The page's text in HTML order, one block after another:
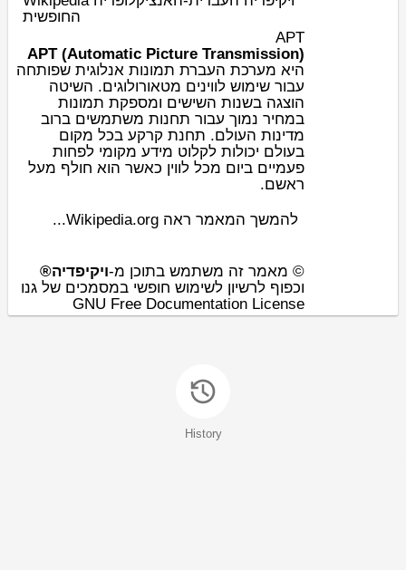
החופשית
APT
(APT (Automatic Picture Transmission
היא מערכת העברת תמונות אנלוגית שפותחה
עבור שימוש לווינים מטאורולוגים. השיטה
הוצגה בשנות השישים ומספקת תמונות
במחיר נמוך עבור תחנות משתמשים ברוב
מדינות העולם. תחנת קרקע בכל מקום
בעולם יכולות לקלוט מידע מקומי לפחות
פעמיים ביום מכל לווין כאשר הוא חולף מעל
ראשם.
להמשך המאמר ראה Wikipedia.org...
© מאמר זה משתמש בתוכן מ-ויקיפדיה®
וכפוף לרשיון לשימוש חופשי במסמכים של גנו
GNU Free Documentation License
History